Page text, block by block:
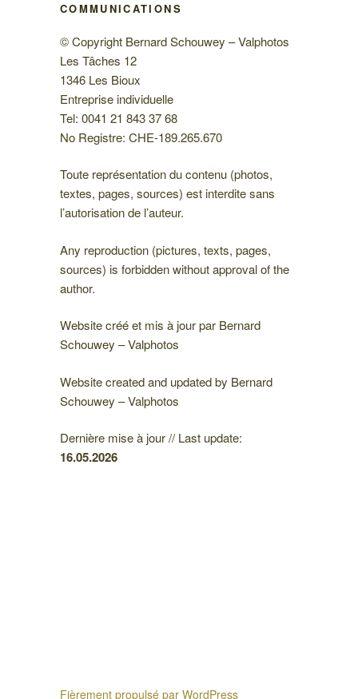
COMMUNICATIONS
© Copyright Bernard Schouwey – Valphotos
Les Tâches 12
1346 Les Bioux
Entreprise individuelle
Tel: 0041 21 843 37 68
No Registre: CHE-189.265.670
Toute représentation du contenu (photos,
textes, pages, sources) est interdite sans
l’autorisation de l’auteur.
Any reproduction (pictures, texts, pages,
sources) is forbidden without approval of the
author.
Website créé et mis à jour par Bernard
Schouwey – Valphotos
Website created and updated by Bernard
Schouwey – Valphotos
Dernière mise à jour // Last update:
16.05.2026
Fièrement propulsé par WordPress